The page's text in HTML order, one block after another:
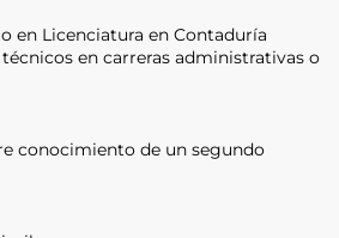
en Licenciatura en Contaduría
en carreras administrativas o
conocimiento de un segundo